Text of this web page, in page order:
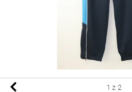
1 z 2